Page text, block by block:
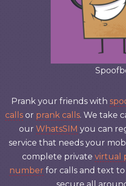
Prank your friends with
calls or prank calls. We take
our WhatsSIM you can
service that needs your
complete private virtual
number for calls and text